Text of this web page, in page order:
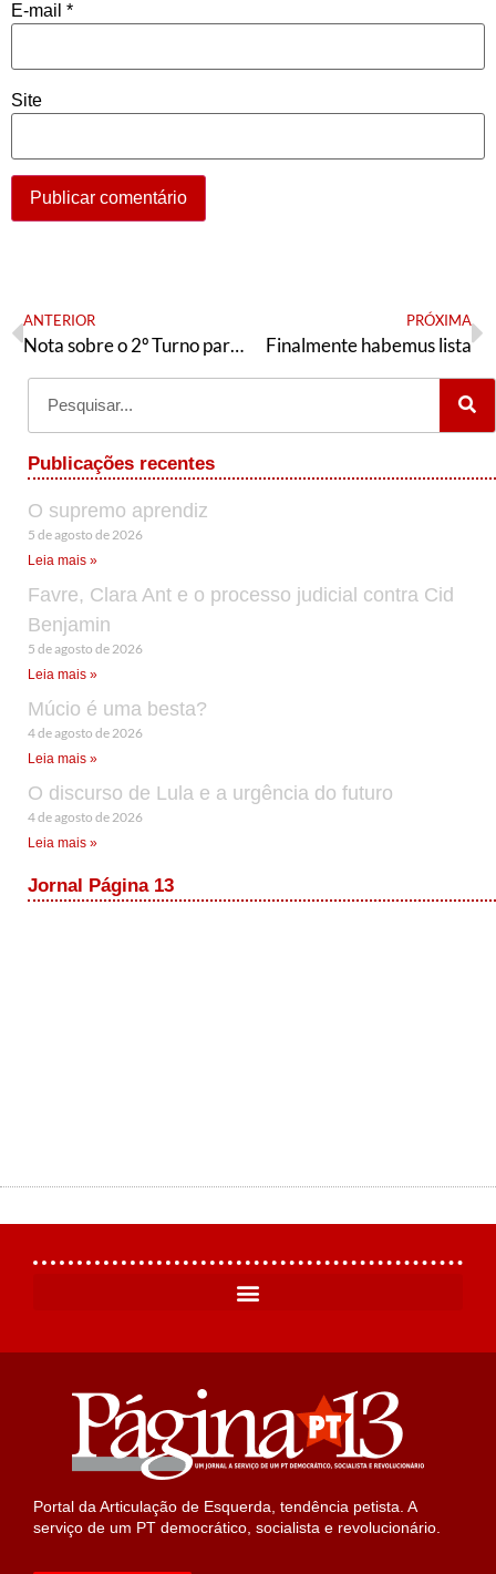
E-mail *
Site
ANTERIOR
Nota sobre o 2º Turno para Presidência do PT em Salvador
PRÓXIMA
Finalmente habemus lista
Publicações recentes
O supremo aprendiz
5 de agosto de 2026
Leia mais »
Favre, Clara Ant e o processo judicial contra Cid
Benjamin
5 de agosto de 2026
Leia mais »
Múcio é uma besta?
4 de agosto de 2026
Leia mais »
O discurso de Lula e a urgência do futuro
4 de agosto de 2026
Leia mais »
Jornal Página 13
Portal da Articulação de Esquerda, tendência petista. A
serviço de um PT democrático, socialista e revolucionário.